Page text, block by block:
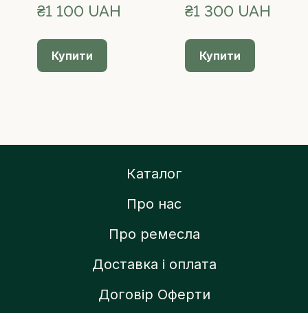
₴1 100 UAH
Купити
₴1 300 UAH
Купити
Каталог
Про нас
Про ремесла
Доставка і оплата
Договір Оферти